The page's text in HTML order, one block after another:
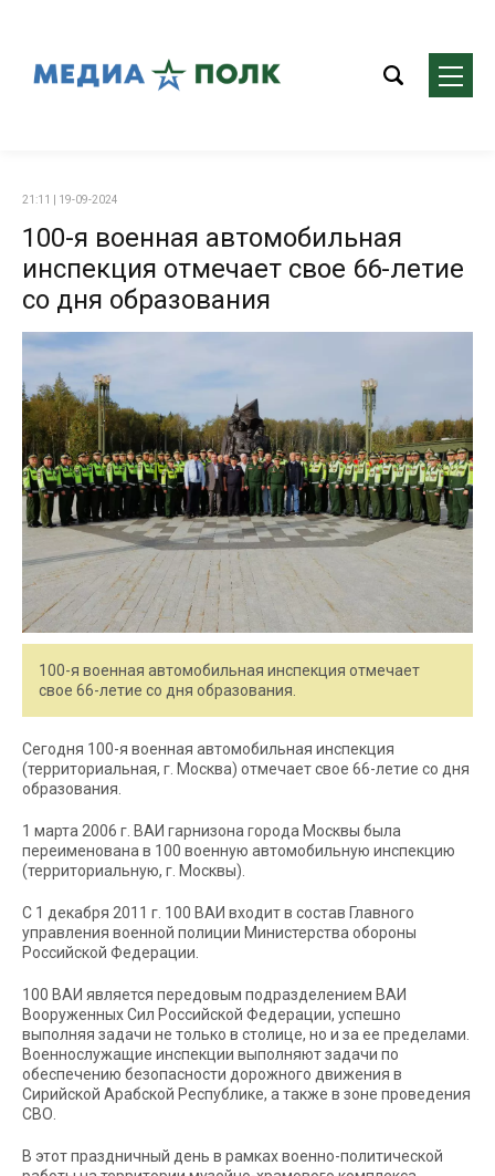
21:11 | 19-09-2024
100-я военная автомобильная
инспекция отмечает свое 66-летие
со дня образования
100-я военная автомобильная инспекция отмечает
свое 66-летие со дня образования.
Сегодня 100-я военная автомобильная инспекция
(территориальная, г. Москва) отмечает свое 66-летие со дня
образования.
1 марта 2006 г. ВАИ гарнизона города Москвы была
переименована в 100 военную автомобильную инспекцию
(территориальную, г. Москвы).
С 1 декабря 2011 г. 100 ВАИ входит в состав Главного
управления военной полиции Министерства обороны
Российской Федерации.
100 ВАИ является передовым подразделением ВАИ
Вооруженных Сил Российской Федерации, успешно
выполняя задачи не только в столице, но и за ее пределами.
Военнослужащие инспекции выполняют задачи по
обеспечению безопасности дорожного движения в
Сирийской Арабской Республике, а также в зоне проведения
СВО.
В этот праздничный день в рамках военно-политической